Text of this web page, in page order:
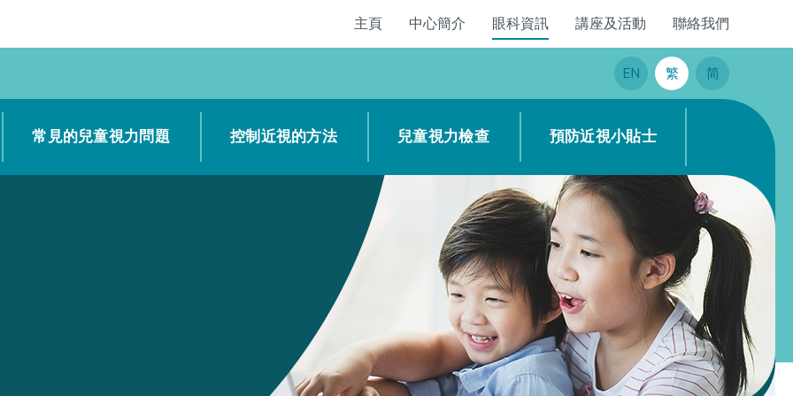
主頁 中心簡介 眼科資訊 講座及活動 聯絡我們
EN 繁 简
常見的兒童視力問題 控制近視的方法 兒童視力檢查 預防近視小貼士